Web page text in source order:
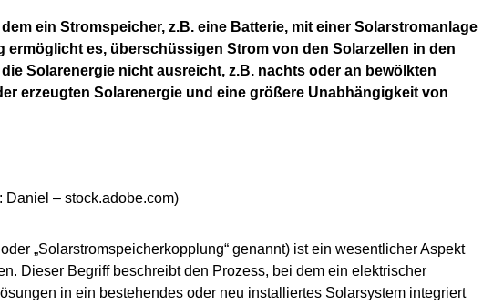
ein Stromspeicher, z.B. eine Batterie, mit einer Solarstromanlage
es, überschüssigen Strom von den Solarzellen in den
Solarenergie nicht ausreicht, z.B. nachts oder an bewölkten
erzeugten Solarenergie und eine größere Unabhängigkeit von
– stock.adobe.com)
„Solarstromspeicherkopplung“ genannt) ist ein wesentlicher Aspekt
Dieser Begriff beschreibt den Prozess, bei dem ein elektrischer
in ein bestehendes oder neu installiertes Solarsystem integriert